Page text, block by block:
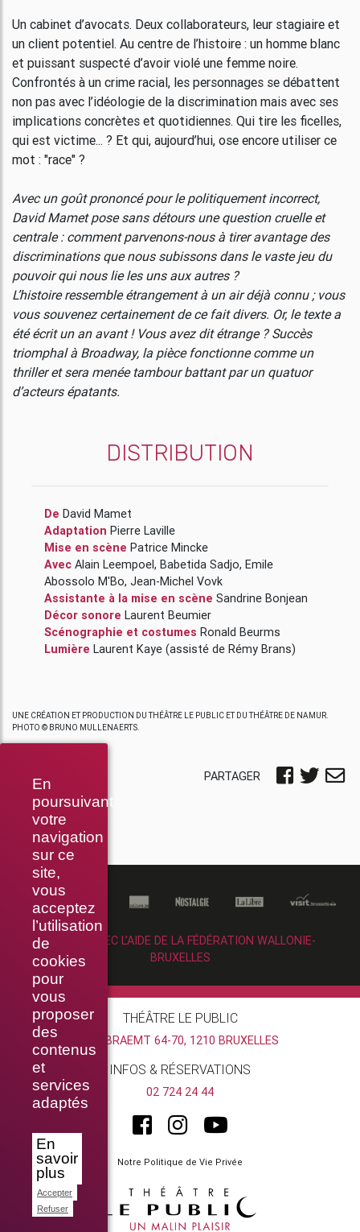
En
poursuivant
votre
navigation
sur ce
site,
vous
acceptez
l’utilisation
de
cookies
pour
vous
proposer
des
contenus
et
services
adaptés
En
savoir
plus
Accepter
Refuser
Un cabinet d’avocats. Deux collaborateurs, leur stagiaire et
un client potentiel. Au centre de l’histoire : un homme blanc
et puissant suspecté d’avoir violé une femme noire.
Confrontés à un crime racial, les personnages se débattent
non pas avec l’idéologie de la discrimination mais avec ses
implications concrètes et quotidiennes. Qui tire les ficelles,
qui est victime... ? Et qui, aujourd’hui, ose encore utiliser ce
mot : "race" ?
Avec un goût prononcé pour le politiquement incorrect,
David Mamet pose sans détours une question cruelle et
centrale : comment parvenons-nous à tirer avantage des
discriminations que nous subissons dans le vaste jeu du
pouvoir qui nous lie les uns aux autres ?
L’histoire ressemble étrangement à un air déjà connu ; vous
vous souvenez certainement de ce fait divers. Or, le texte a
été écrit un an avant ! Vous avez dit étrange ? Succès
triomphal à Broadway, la pièce fonctionne comme un
thriller et sera menée tambour battant par un quatuor
d’acteurs épatants.
DISTRIBUTION
De David Mamet
Adaptation Pierre Laville
Mise en scène Patrice Mincke
Avec
Alain Leempoel, Babetida Sadjo, Emile
Abossolo M'Bo, Jean-Michel Vovk
Assistante à la mise en scène Sandrine Bonjean
Décor sonore Laurent Beumier
Scénographie et costumes Ronald Beurms
Lumière Laurent Kaye (assisté de Rémy Brans)
UNE CRÉATION ET PRODUCTION DU THÉÂTRE LE PUBLIC ET DU THÉÂTRE DE NAMUR.
PHOTO © BRUNO MULLENAERTS.
PARTAGER
RÉALISÉ AVEC L’AIDE DE LA FÉDÉRATION WALLONIE-
BRUXELLES
THÉÂTRE LE PUBLIC
RUE BRAEMT 64-70, 1210 BRUXELLES
INFOS & RÉSERVATIONS
02 724 24 44
Notre Politique de Vie Privée